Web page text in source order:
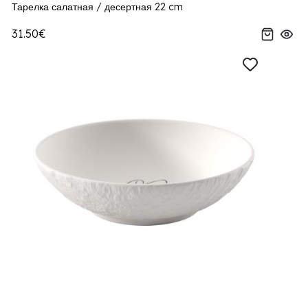
Тарелка салатная / десертная 22 cm
31.50€